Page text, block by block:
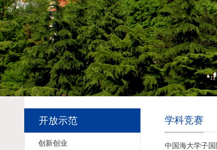
开放示范
创新创业
学科竞赛
中国海大学子